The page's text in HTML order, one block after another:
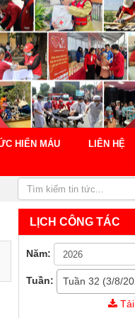
HIẾN MÁU LIÊN HỆ
LỊCH CÔNG TÁC
Năm:
Tuần:
Tải